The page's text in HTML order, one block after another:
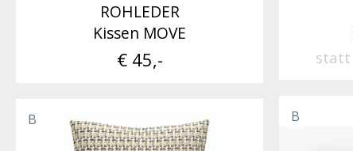
ROHLEDER
Kissen MOVE
€ 45,- statt
B
B